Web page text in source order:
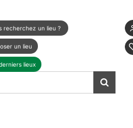
recherchez un lieu ?
un lieu
lieux